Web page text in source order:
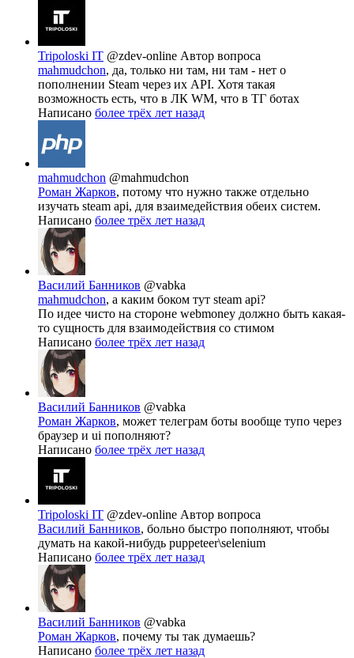
Tripoloski IT @zdev-online Автор вопроса
mahmudchon, да, только ни там, ни там - нет о
пополнении Steam через их API. Хотя такая
возможность есть, что в ЛК WM, что в ТГ ботах
Написано более трёх лет назад
mahmudchon @mahmudchon
Роман Жарков, потому что нужно также отдельно
изучать steam api, для взаимедействия обеих систем.
Написано более трёх лет назад
Василий Банников @vabka
mahmudchon, а каким боком тут steam api?
По идее чисто на стороне webmoney должно быть какая-
то сущность для взаимодействия со стимом
Написано более трёх лет назад
Василий Банников @vabka
Роман Жарков, может телеграм боты вообще тупо через
браузер и ui пополняют?
Написано более трёх лет назад
Tripoloski IT @zdev-online Автор вопроса
Василий Банников, больно быстро пополняют, чтобы
думать на какой-нибудь puppeteer\selenium
Написано более трёх лет назад
Василий Банников @vabka
Роман Жарков, почему ты так думаешь?
Написано более трёх лет назад